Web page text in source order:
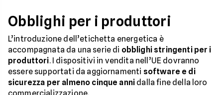
Obblighi per i produttori
L’introduzione dell’etichetta energetica è
accompagnata da una serie di obblighi stringenti per i
produttori. I dispositivi in vendita nell’UE dovranno
essere supportati da aggiornamenti software e di
sicurezza per almeno cinque anni dalla fine della loro
commercializzazione.